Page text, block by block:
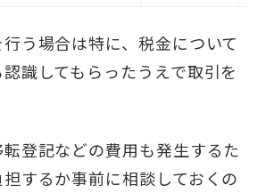
う場合は特に、税金について
識してもらったうえで取引を
登記などの費用も発生するた
するか事前に相談しておくの